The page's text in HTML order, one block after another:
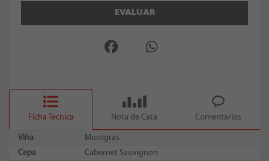
EVALUAR
Ficha Tecnica Nota de Cata Comentarios
Viña
Montgras
Cepa
Cabernet Sauvignon